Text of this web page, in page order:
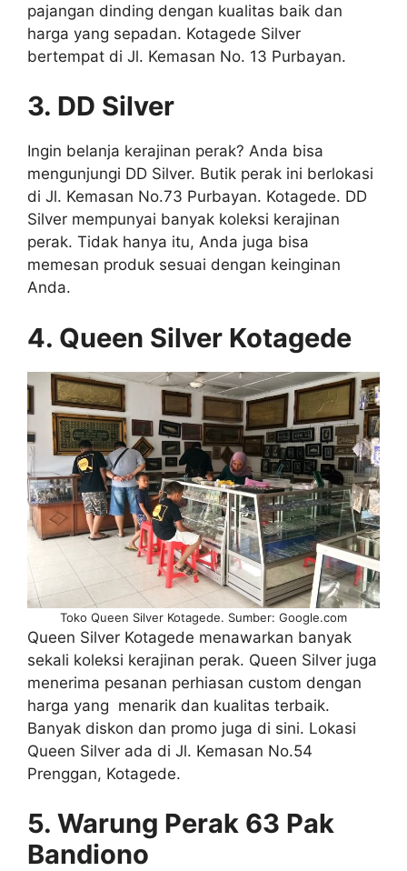
pajangan dinding dengan kualitas baik dan
harga yang sepadan. Kotagede Silver
bertempat di Jl. Kemasan No. 13 Purbayan.
3. DD Silver
Ingin belanja kerajinan perak? Anda bisa
mengunjungi DD Silver. Butik perak ini berlokasi
di Jl. Kemasan No.73 Purbayan. Kotagede. DD
Silver mempunyai banyak koleksi kerajinan
perak. Tidak hanya itu, Anda juga bisa
memesan produk sesuai dengan keinginan
Anda.
4. Queen Silver Kotagede
Toko Queen Silver Kotagede. Sumber: Google.com
Queen Silver Kotagede menawarkan banyak
sekali koleksi kerajinan perak. Queen Silver juga
menerima pesanan perhiasan custom dengan
harga yang menarik dan kualitas terbaik.
Banyak diskon dan promo juga di sini. Lokasi
Queen Silver ada di Jl. Kemasan No.54
Prenggan, Kotagede.
5. Warung Perak 63 Pak
Bandiono